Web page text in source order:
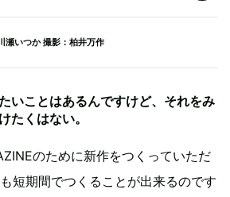
瀬いつか撮影：柏井万作
いことはあるんですけど、それをみ
たくはない。
のために新作をつくっていただ
短期間でつくることが出来るのです